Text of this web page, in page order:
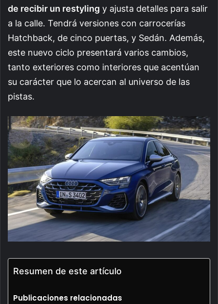
de recibir un restyling y ajusta detalles para salir
a la calle. Tendrá versiones con carrocerías
Hatchback, de cinco puertas, y Sedán. Además,
este nuevo ciclo presentará varios cambios,
tanto exteriores como interiores que acentúan
su carácter que lo acercan al universo de las
pistas.
Resumen de este artículo
Publicaciones relacionadas